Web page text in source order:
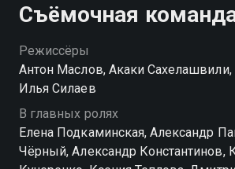
Съёмочная
Режиссёры
Антон Маслов, Акаки
Илья Силаев
В главных ролях
Елена Подкаминская, Александр
Чёрный, Александр Константинов,